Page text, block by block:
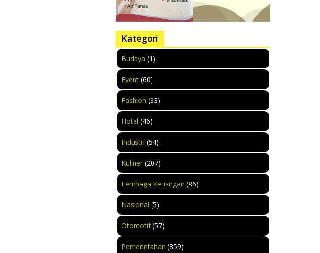
Kategori
Budaya (1)
Event(60)
Fashion (33)
Hotel (46)
Industri (54)
Kuliner(207)
Lembaga Keuangan (86)
Nasional (5)
Otomotif(57)
Pemerintahan (859)